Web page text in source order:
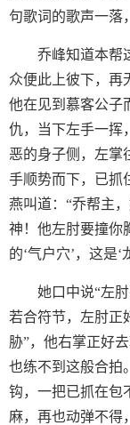
句歌词的歌声一落
乔峰知道本帮
众便此上彼下，再
他在见到慕客公子
仇，当下左手一挥
恶的身子侧，左掌
手顺势而下，已抓
燕叫道：“乔帮主
神！他左肘要撞你
的‘气户穴’，这是‘
她口中说“左
若合符节，左肘正
胁”，他右掌正好
也练不到这般合拍
钩，一把已抓在包
麻，再也动弹不得